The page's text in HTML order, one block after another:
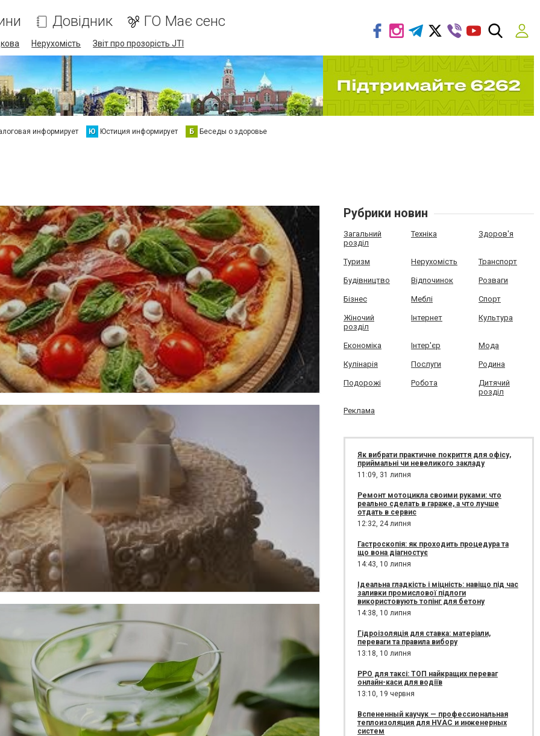
Довідник ГО Має сенс
Нерухомість Звіт про прозорість JTI
информирует Ю Юстиция информирует Б Беседы о здоровье
Рубрики новин
Загальний
розділ
Техніка Здоров'я
Туризм Нерухомість Транспорт
Будівництво Відпочинок Розваги
Бізнес Меблі Спорт
Жіночий
розділ
Інтернет Культура
Економіка Інтер'єр Мода
Кулінарія Послуги Родина
Подорожі Робота
Дитячий
розділ
Реклама
Як вибрати практичне покриття для офісу,
приймальні чи невеликого закладу
11:09, 31 липня
Ремонт мотоцикла своими руками: что
реально сделать в гараже, а что лучше
отдать в сервис
12:32, 24 липня
Гастроскопія: як проходить процедура та
що вона діагностує
14:43, 10 липня
Ідеальна гладкість і міцність: навіщо під час
заливки промислової підлоги
використовують топінг для бетону
14:38, 10 липня
Гідроізоляція для ставка: матеріали,
переваги та правила вибору
13:18, 10 липня
РРО для таксі: ТОП найкращих переваг
онлайн-каси для водіїв
13:10, 19 червня
Вспененный каучук — профессиональная
теплоизоляция для HVAC и инженерных
систем